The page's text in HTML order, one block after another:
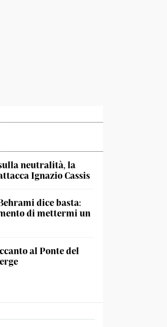
neutralità, la
Ignazio Cassis
dice basta:
di mettermi un
al Ponte del